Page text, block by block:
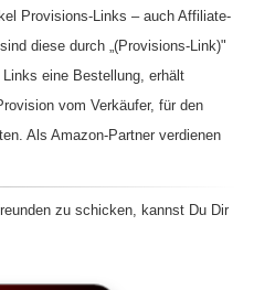
Provisions-Links – auch Affiliate-
diese durch „(Provisions-Link)"
eine Bestellung, erhält
vom Verkäufer, für den
Als Amazon-Partner verdienen
zu schicken, kannst Du Dir